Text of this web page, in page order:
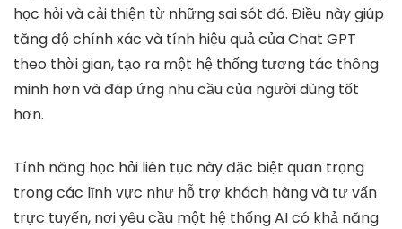
học hỏi và cải thiện từ những sai sót đó. Điều này giúp
tăng độ chính xác và tính hiệu quả của Chat GPT
theo thời gian, tạo ra một hệ thống tương tác thông
minh hơn và đáp ứng nhu cầu của người dùng tốt
hơn.
Tính năng học hỏi liên tục này đặc biệt quan trọng
trong các lĩnh vực như hỗ trợ khách hàng và tư vấn
trực tuyến, nơi yêu cầu một hệ thống AI có khả năng